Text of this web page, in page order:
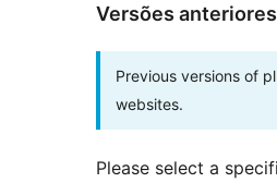
Versões anteriores
Previous versions of
websites.
Please select a